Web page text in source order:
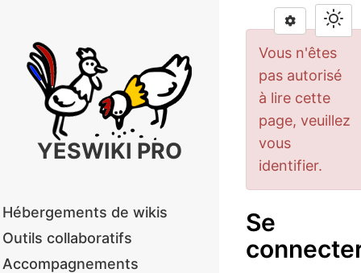
YESWIKI PRO
Hébergements de wikis
Outils collaboratifs
Accompagnements
Vous n'êtes
pas autorisé
à lire cette
page, veuillez
vous
identifier.
Se